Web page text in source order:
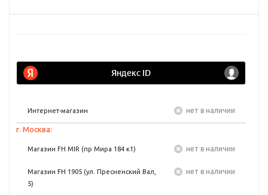
Интернет-магазин Нет в наличии
г. Москва:
Магазин FH MIR (пр Мира 184 к1) Нет в наличии
Магазин FH 1905 (ул. Пресненский Вал,
5)
Нет в наличии